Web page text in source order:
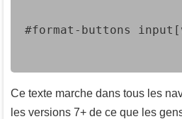
#format-buttons
Ce texte marche dans tous les
les versions 7+ de ce que les